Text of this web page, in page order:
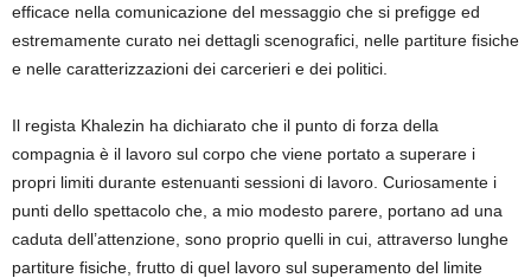
efficace nella comunicazione del messaggio che si prefigge ed
estremamente curato nei dettagli scenografici, nelle partiture fisiche
e nelle caratterizzazioni dei carcerieri e dei politici.
Il regista Khalezin ha dichiarato che il punto di forza della
compagnia è il lavoro sul corpo che viene portato a superare i
propri limiti durante estenuanti sessioni di lavoro. Curiosamente i
punti dello spettacolo che, a mio modesto parere, portano ad una
caduta dell’attenzione, sono proprio quelli in cui, attraverso lunghe
partiture fisiche, frutto di quel lavoro sul superamento del limite